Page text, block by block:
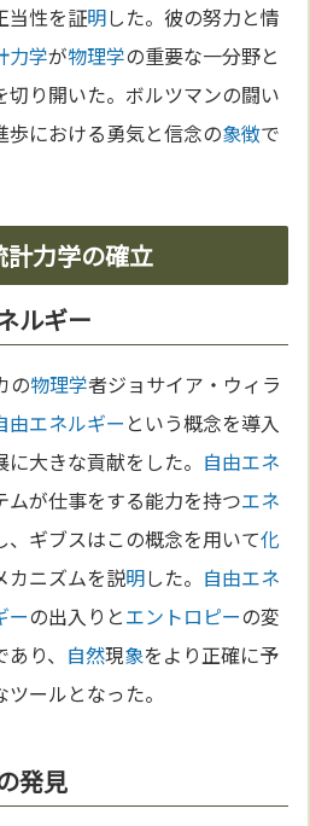
当性を証明した。彼の努力と情
力学が物理学の重要な一分野と
切り開いた。ボルツマンの闘い
歩における勇気と信念の象徴で
計力学の確立
ルギー
の物理学者ジョサイア・ウィラ
由エネルギー という概念を導入
に大きな貢献をした。 自由エネ
ムが仕事をする能力を持つエネ
、ギブスはこの概念を用いて化
カニズムを説明した。 自由エネ
ーの出入りとエントロピーの変
り、 自然現象をより正確に予
ールとなった。
発見